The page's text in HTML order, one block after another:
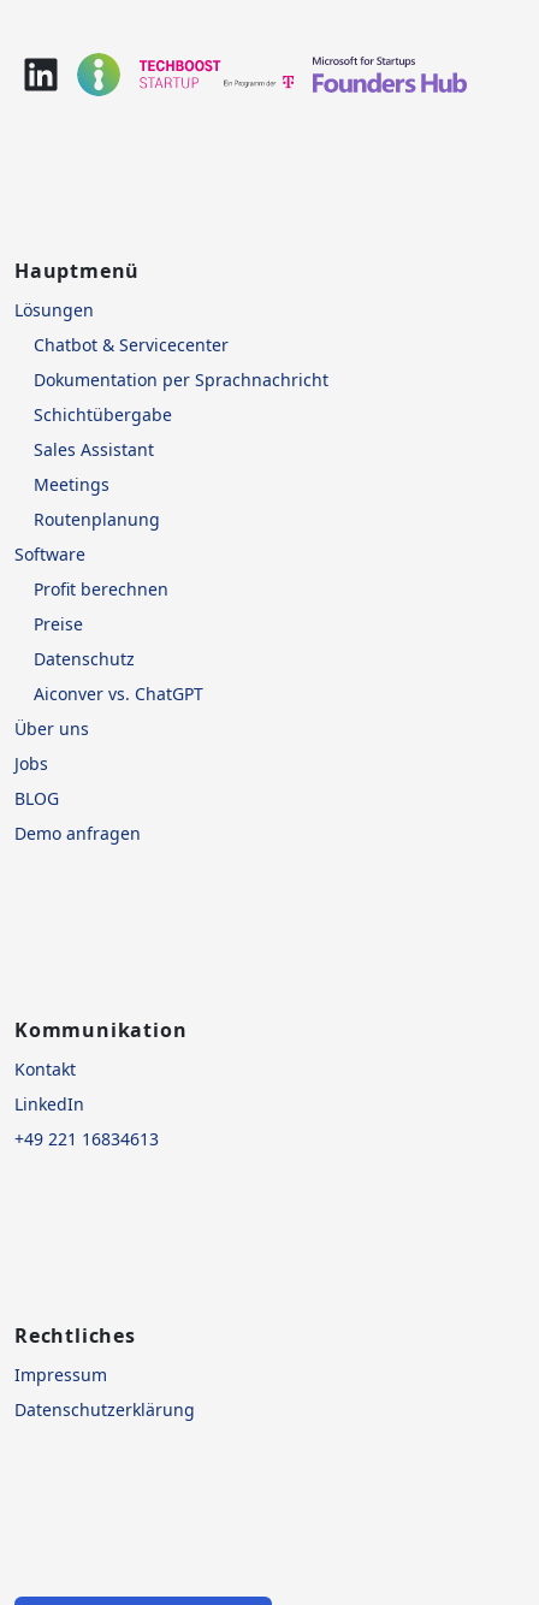
Hauptmenü
Lösungen
Chatbot & Servicecenter
Dokumentation per Sprachnachricht
Schichtübergabe
Sales Assistant
Meetings
Routenplanung
Software
Profit berechnen
Preise
Datenschutz
Aiconver vs. ChatGPT
Über uns
Jobs
BLOG
Demo anfragen
Kommunikation
Kontakt
LinkedIn
+49 221 16834613
Rechtliches
Impressum
Datenschutzerklärung